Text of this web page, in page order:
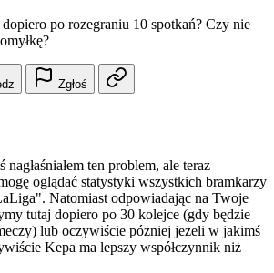
po rozegraniu 10 spotkań? Czy nie
Zgłoś
nagłaśniałem ten problem, ale teraz
oglądać statystyki wszystkich bramkarzy
Natomiast odpowiadając na Twoje
tutaj dopiero po 30 kolejce (gdy będzie
lub oczywiście póżniej jeżeli w jakimś
Kepa ma lepszy współczynnik niż